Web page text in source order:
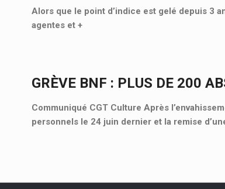
Alors que le point d’indice est gelé depuis 3
agentes et +
GRÈVE BNF : PLUS DE 200
Communiqué CGT Culture Après
personnels le 24 juin dernier et la remise